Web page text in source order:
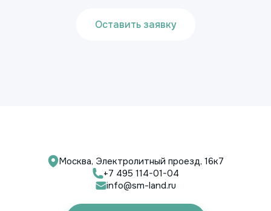
Оставить заявку
Москва, Электролитный проезд, 16к7
+7 495 114-01-04
info@sm-land.ru